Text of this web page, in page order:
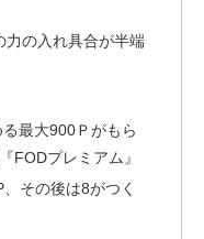
力の入れ具合が半端
最大900Ｐがもら
FODプレミアム』
その後は8がつく